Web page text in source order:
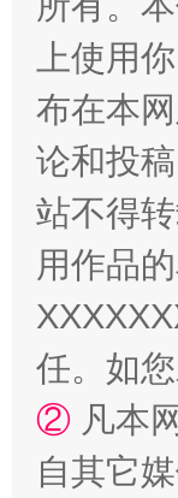
扯下公
上使用
布在本
论和投
站不得
用作品
任。如
② 凡本
自其它